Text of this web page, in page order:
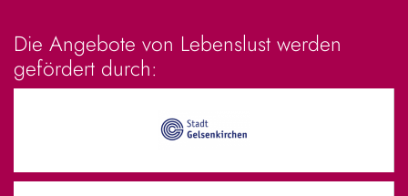
Die Angebote von Lebenslust werden
gefördert durch: